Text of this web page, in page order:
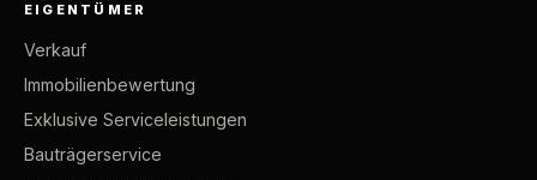
EIGENTÜMER
Verkauf
Immobilienbewertung
Exklusive Serviceleistungen
Bauträgerservice